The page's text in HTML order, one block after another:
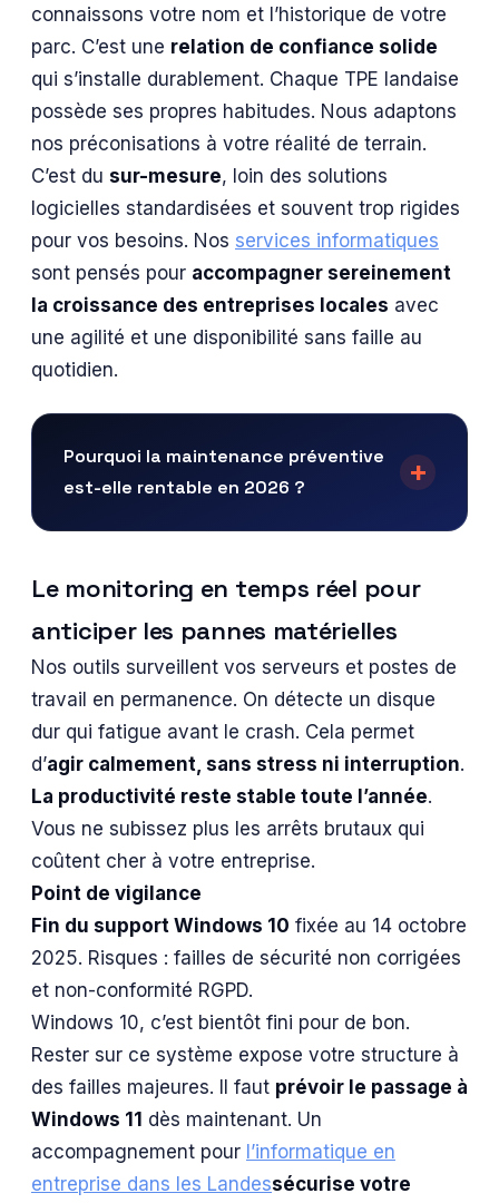
connaissons votre nom et l’historique de votre
parc. C’est une relation de confiance solide
qui s’installe durablement. Chaque TPE landaise
possède ses propres habitudes. Nous adaptons
nos préconisations à votre réalité de terrain.
C’est du sur-mesure, loin des solutions
logicielles standardisées et souvent trop rigides
pour vos besoins. Nos services informatiques
sont pensés pour accompagner sereinement
la croissance des entreprises locales avec
une agilité et une disponibilité sans faille au
quotidien.
Pourquoi la maintenance préventive
est-elle rentable en 2026 ?
paralysent votre activité.
Le monitoring en temps réel pour
anticiper les pannes matérielles
Nos outils surveillent vos serveurs et postes de
travail en permanence. On détecte un disque
dur qui fatigue avant le crash. Cela permet
d’agir calmement, sans stress ni interruption.
La productivité reste stable toute l’année.
Vous ne subissez plus les arrêts brutaux qui
coûtent cher à votre entreprise.
Point de vigilance
Fin du support Windows 10 fixée au 14 octobre
2025. Risques : failles de sécurité non corrigées
et non-conformité RGPD.
Windows 10, c’est bientôt fini pour de bon.
Rester sur ce système expose votre structure à
des failles majeures. Il faut prévoir le passage à
Windows 11 dès maintenant. Un
accompagnement pour l’informatique en
entreprise dans les Landessécurise votre